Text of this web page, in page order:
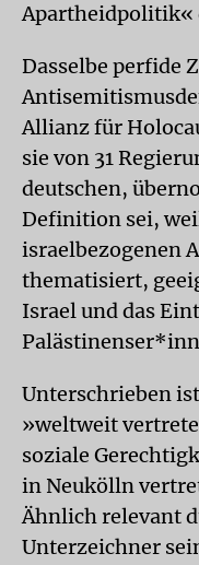
Apartheidpolitik«
Dasselbe perfide
Allianz für
sie von 31
deutschen,
Definition sei,
israelbezogenen
thematisiert,
Israel und das
Unterschrieben
»weltweit
soziale
in Neukölln
Ähnlich relevant
Unterzeichner